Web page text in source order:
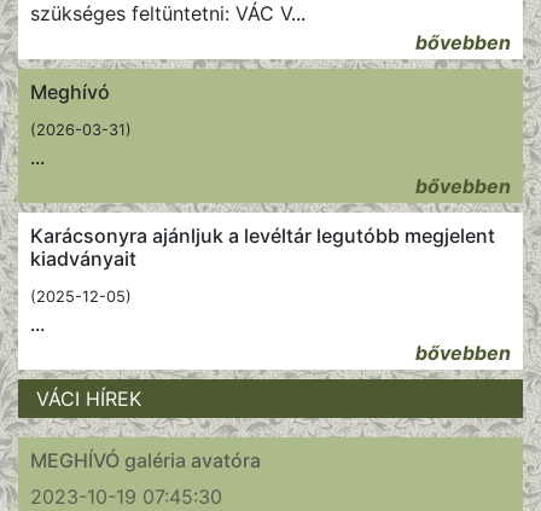
szükséges feltüntetni: VÁC V...
bővebben
Meghívó
(2026-03-31)
...
bővebben
Karácsonyra ajánljuk a levéltár legutóbb megjelent
kiadványait
(2025-12-05)
...
bővebben
VÁCI HÍREK
MEGHÍVÓ galéria avatóra
2023-10-19 07:45:30